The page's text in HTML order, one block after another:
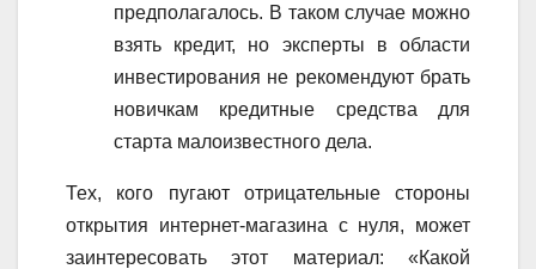
предполагалось. В таком случае можно
взять кредит, но эксперты в области
инвестирования не рекомендуют брать
новичкам кредитные средства для
старта малоизвестного дела.
Тех, кого пугают отрицательные стороны
открытия интернет-магазина с нуля, может
заинтересовать этот материал: «Какой